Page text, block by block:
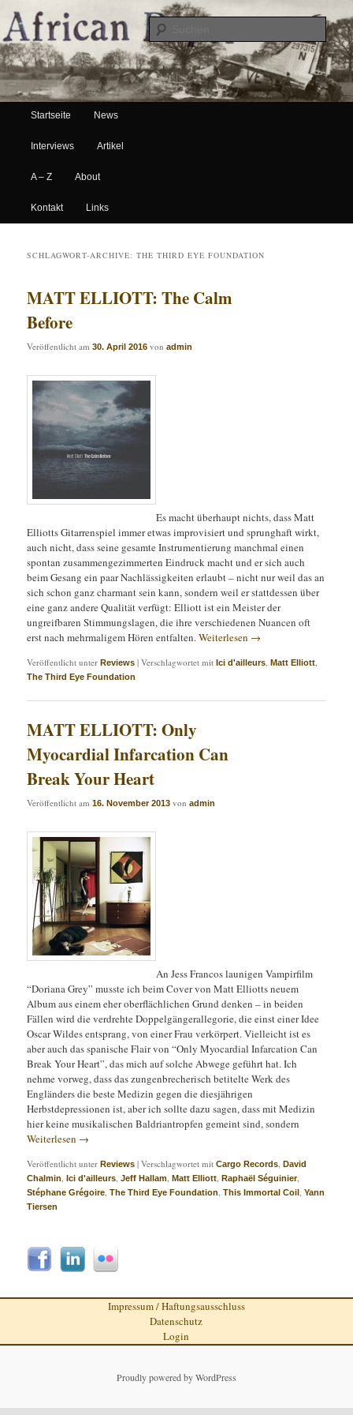
African Paper
Hauptmenü
Zum Inhalt wechseln
Zum sekundären Inhalt wechseln
Startseite News
Interviews Artikel
A – Z About
Kontakt Links
SCHLAGWORT-ARCHIVE:THE THIRD EYE FOUNDATION
MATT ELLIOTT: The Calm
Before
Veröffentlicht am30. April 2016 vonadmin
Es macht überhaupt nichts, dass Matt
Elliotts Gitarrenspiel immer etwas improvisiert und sprunghaft wirkt,
auch nicht, dass seine gesamte Instrumentierung manchmal einen
spontan zusammengezimmerten Eindruck macht und er sich auch
beim Gesang ein paar Nachlässigkeiten erlaubt – nicht nur weil das an
sich schon ganz charmant sein kann, sondern weil er stattdessen über
eine ganz andere Qualität verfügt: Elliott ist ein Meister der
ungreifbaren Stimmungslagen, die ihre verschiedenen Nuancen oft
erst nach mehrmaligem Hören entfalten.Weiterlesen →
Veröffentlicht unter Reviews |Verschlagwortet mit Ici d'ailleurs ,Matt Elliott
The Third Eye Foundation
MATT ELLIOTT: Only
Myocardial Infarcation Can
Break Your Heart
Veröffentlicht am16. November 2013 vonadmin
An Jess Francos launigen Vampirfilm
“Doriana Grey” musste ich beim Cover von Matt Elliotts neuem
Album aus einem eher oberflächlichen Grund denken – in beiden
Fällen wird die verdrehte Doppelgängerallegorie, die einst einer Idee
Oscar Wildes entsprang, von einer Frau verkörpert. Vielleicht ist es
aber auch das spanische Flair von “Only Myocardial Infarcation Can
Break Your Heart”, das mich auf solche Abwege geführt hat. Ich
nehme vorweg, dass das zungenbrecherisch betitelte Werk des
Engländers die beste Medizin gegen die diesjährigen
Herbstdepressionen ist, aber ich sollte dazu sagen, dass mit Medizin
hier keine musikalischen Baldriantropfen gemeint sind, sondern
Weiterlesen →
Veröffentlicht unter Reviews |Verschlagwortet mit Cargo Records ,David
Chalmin ,Ici d'ailleurs ,Jeff Hallam ,Matt Elliott ,Raphaël Séguinier,
Stéphane Grégoire ,The Third Eye Foundation ,This Immortal Coil ,Yann
Tiersen
Impressum / Haftungsausschluss
Datenschutz
Login
Proudly powered by WordPress